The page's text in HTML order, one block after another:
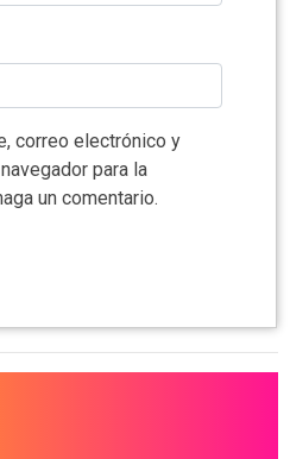
correo electrónico y
para la
un comentario.